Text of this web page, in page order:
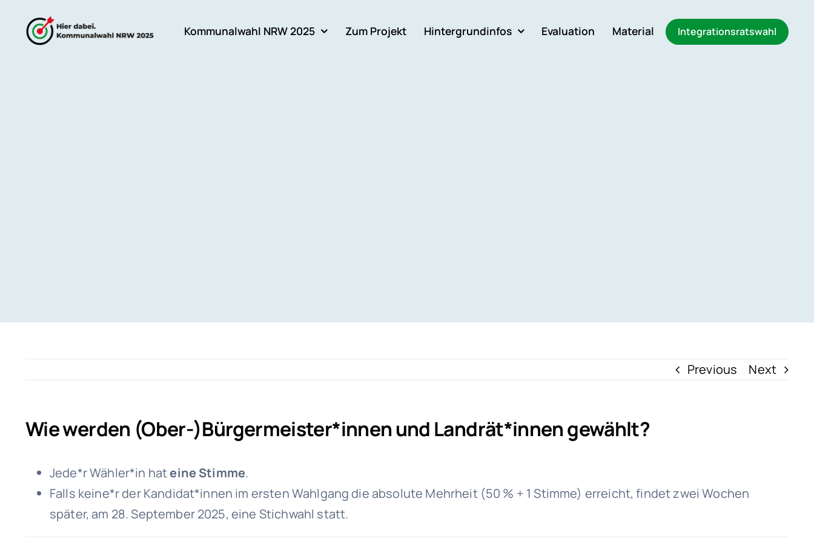
content
Kommunalwahl NRW 2025 Zum Projekt Hintergrundinfos Evaluation Material Integrationsratswahl
Previous Next
Wie werden (Ober-)Bürgermeister*innen und Landrät*innen gewählt?
Jede*r Wähler*in hateine Stimme.
Falls keine*r der Kandidat*innen im ersten Wahlgang die absolute Mehrheit (50 % + 1 Stimme) erreicht, findet zwei Wochen
später, am 28. September 2025, eine Stichwahl statt.